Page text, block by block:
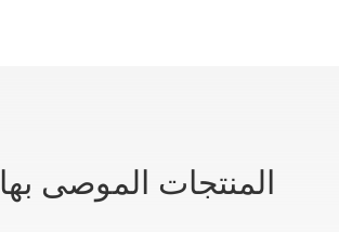
المنتجات الموصى بها